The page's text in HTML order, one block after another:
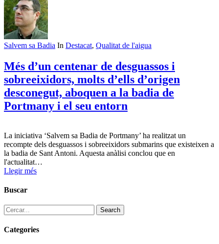
Salvem sa Badia In Destacat, Qualitat de l'aigua
Més d’un centenar de desguassos i
sobreeixidors, molts d’ells d’origen
desconegut, aboquen a la badia de
Portmany i el seu entorn
La iniciativa ‘Salvem sa Badia de Portmany’ ha realitzat un
recompte dels desguassos i sobreeixidors submarins que existeixen a
la badia de Sant Antoni. Aquesta anàlisi conclou que en
l'actualitat…
Llegir més
Buscar
Search
Categories